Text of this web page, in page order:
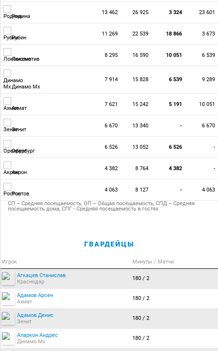
Родина
13 462 26 925 3 324 23 601
Рубин
11 269 22 539 18 866 3 673
Локомотив
8 295 16 590 10 051 6 539
Динамо Мх
7 914 15 828 6 539 9 289
Ахмат
7 621 15 242 5 191 10 051
Зенит
6 670 13 340 - 6 670
Оренбург
6 526 13 052 6 526 -
Акрон
4 382 8 764 4 382 -
Ростов
4 063 8 127 - 4 063
СП – Средняя посещаемость, ОП – Общая посещаемость, СПД – Средняя
посещаемость дома, СПГ - Средняя посещаемость в гостях
ГВАРДЕЙЦЫ
Игрок Минуты / Матчи
Агкацев Станислав
Краснодар
180 / 2
Адамов Арсен
Ахмат
180 / 2
Адамов Денис
Зенит
180 / 2
Аларкон Андрес
Динамо Мх
180 / 2